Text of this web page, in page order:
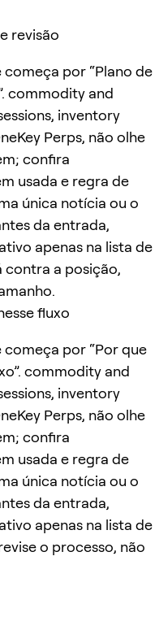
revisão
começa por “Plano de
commodity and
inventory
Perps, não olhe
confira
usada e regra de
única notícia ou o
da entrada,
apenas na lista de
contra a posição,
fluxo
começa por “Por que
commodity and
inventory
Perps, não olhe
confira
usada e regra de
única notícia ou o
da entrada,
apenas na lista de
o processo, não